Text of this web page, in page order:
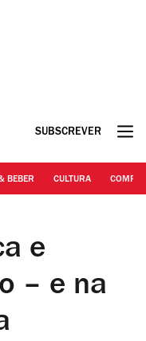
SUBSCREVER
BEBER CULTURA
e
– e na